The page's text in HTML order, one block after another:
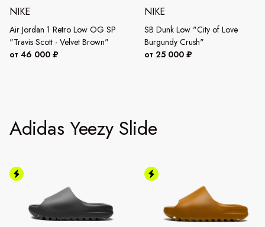
NIKE
Air Jordan 1 Retro Low OG SP
"Travis Scott - Velvet Brown"
от 46 000 ₽
NIKE
SB Dunk Low "City of Love
Burgundy Crush"
от 25 000 ₽
Adidas Yeezy Slide